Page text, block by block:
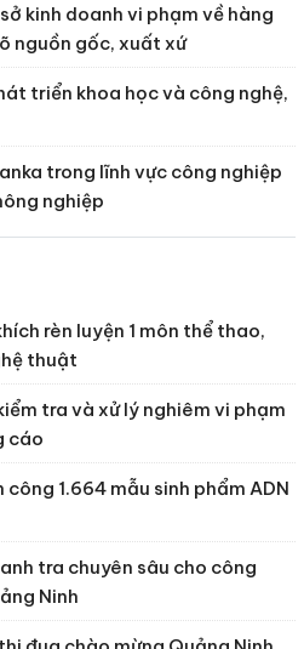
kinh doanh vi phạm về hàng
nguồn gốc, xuất xứ
triển khoa học và công nghệ,
trong lĩnh vực công nghiệp
nghiệp
rèn luyện 1 môn thể thao,
thuật
tra và xử lý nghiêm vi phạm
cáo
công 1.664 mẫu sinh phẩm ADN
tra chuyên sâu cho công
Ninh